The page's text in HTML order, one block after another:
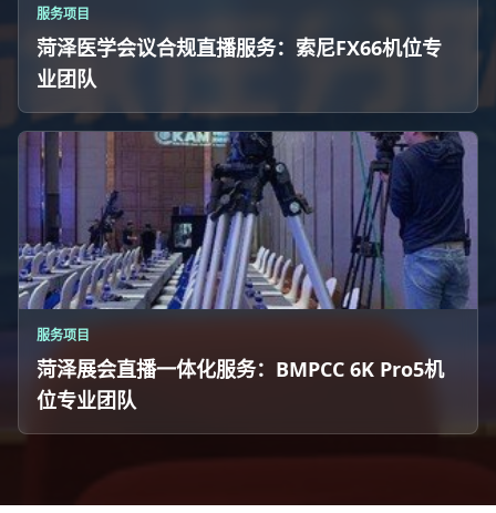
服务项目
菏泽医学会议合规直播服务：索尼FX66机位专
业团队
服务项目
菏泽展会直播一体化服务：BMPCC 6K Pro5机
位专业团队